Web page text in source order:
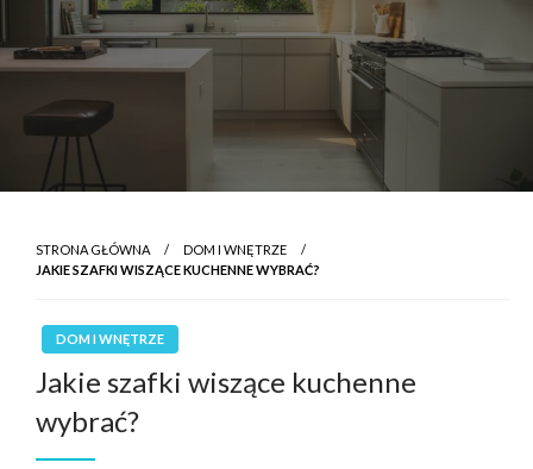
STRONA GŁÓWNA
DOM I WNĘTRZE
JAKIE SZAFKI WISZĄCE KUCHENNE WYBRAĆ?
DOM I WNĘTRZE
Jakie szafki wiszące kuchenne
wybrać?